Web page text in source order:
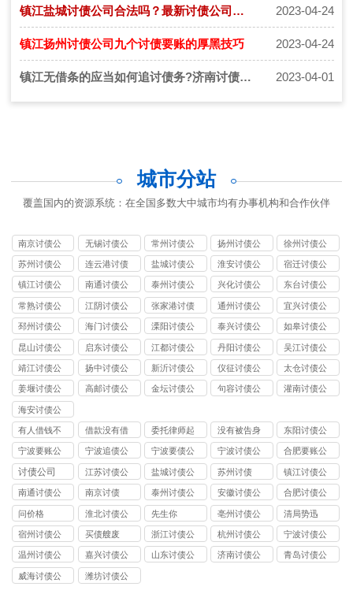
它们…
镇江盐城讨债公司合法吗？最新讨债公司收费详细标准 2023-04-24
镇江扬州讨债公司九个讨债要账的厚黑技巧 2023-04-24
镇江无借条的应当如何追讨债务?济南讨债公司怎么收费 2023-04-01
城市分站
覆盖国内的资源系统：在全国多数大中城市均有办事机构和合作伙伴
南京讨债公
司
无锡讨债公
司
常州讨债公
司
扬州讨债公
司
徐州讨债公
司
苏州讨债公
司
连云港讨债
公司
盐城讨债公
司
淮安讨债公
司
宿迁讨债公
司
镇江讨债公
司
南通讨债公
司
泰州讨债公
司
兴化讨债公
司
东台讨债公
司
常熟讨债公
司
江阴讨债公
司
张家港讨债
公司
通州讨债公
司
宜兴讨债公
司
邳州讨债公
司
海门讨债公
司
溧阳讨债公
司
泰兴讨债公
司
如皋讨债公
司
昆山讨债公
司
启东讨债公
司
江都讨债公
司
丹阳讨债公
司
吴江讨债公
司
靖江讨债公
司
扬中讨债公
司
新沂讨债公
司
仪征讨债公
司
太仓讨债公
司
姜堰讨债公
司
高邮讨债公
金坛讨债公
句容讨债公
灌南讨债公
海安讨债公
司
有人借钱不
还该怎么要
回来
借款没有借
条只有转账
记录能起诉
吗
委托律师起
诉的费用
没有被告身
份证号码怎
么起诉
东阳讨债公
司
宁波要账公
司
宁波追债公
司
宁波要债公
司
宁波讨债公
司
合肥要账公
司
讨债公司
江苏讨债公
司
盐城讨债公
司
苏州讨债
镇江讨债公
司
南通讨债公
司
南京讨债
泰州讨债公
司
安徽讨债公
司
合肥讨债公
司
问价格
淮北讨债公
司
先生你
亳州讨债公
司
清局势迅
宿州讨债公
司
买债艘废
浙江讨债公
司
杭州讨债公
司
宁波讨债公
司
温州讨债公
司
嘉兴讨债公
司
山东讨债公
济南讨债公
青岛讨债公
威海讨债公
潍坊讨债公